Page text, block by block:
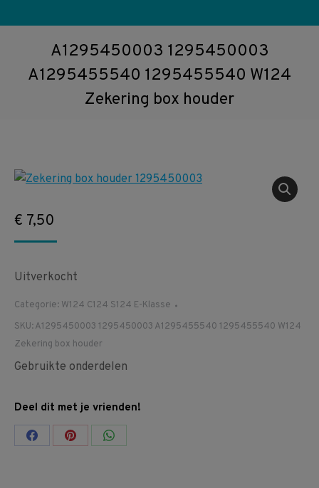
A1295450003 1295450003
A1295455540 1295455540 W124
Zekering box houder
€ 7,50
Uitverkocht
Categorie: W124 C124 S124 E-Klasse
SKU:A1295450003 1295450003 A1295455540 1295455540 W124
Zekering box houder
Gebruikte onderdelen
Deel dit met je vrienden!
Share Share Share